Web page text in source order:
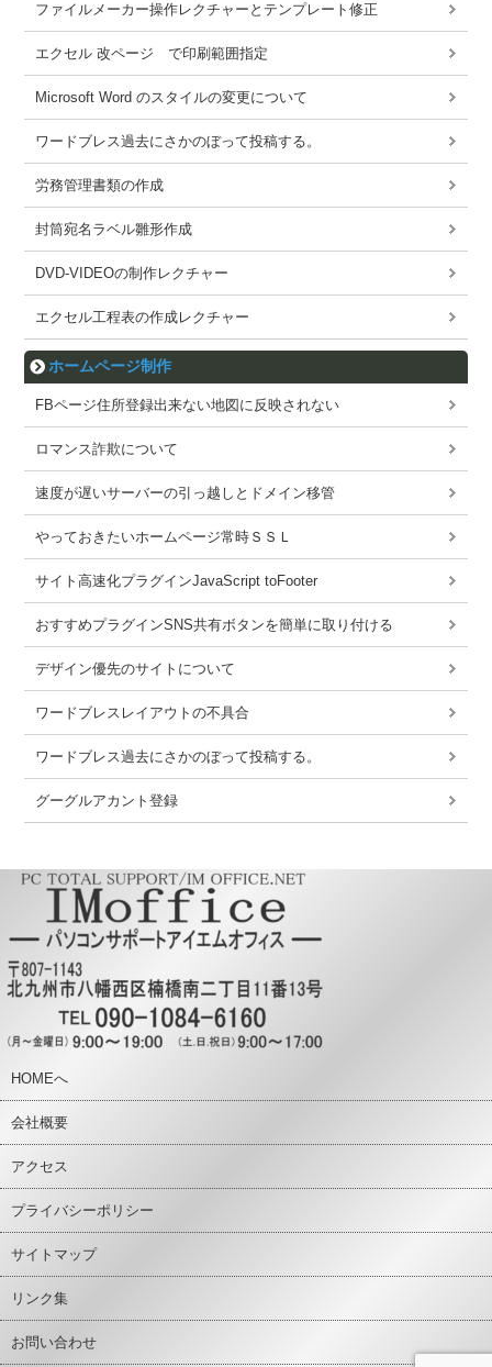
ファイルメーカー操作レクチャーとテンプレート修正
エクセル 改ページ で印刷範囲指定
Microsoft Word のスタイルの変更について
ワードブレス過去にさかのぼって投稿する。
労務管理書類の作成
封筒宛名ラベル雛形作成
DVD-VIDEOの制作レクチャー
エクセル工程表の作成レクチャー
ホームページ制作
FBページ住所登録出来ない地図に反映されない
ロマンス詐欺について
速度が遅いサーバーの引っ越しとドメイン移管
やっておきたいホームページ常時ＳＳＬ
サイト高速化プラグインJavaScript toFooter
おすすめプラグインSNS共有ボタンを簡単に取り付ける
デザイン優先のサイトについて
ワードブレスレイアウトの不具合
ワードブレス過去にさかのぼって投稿する。
グーグルアカント登録
HOMEへ
会社概要
アクセス
プライバシーポリシー
サイトマップ
リンク集
お問い合わせ